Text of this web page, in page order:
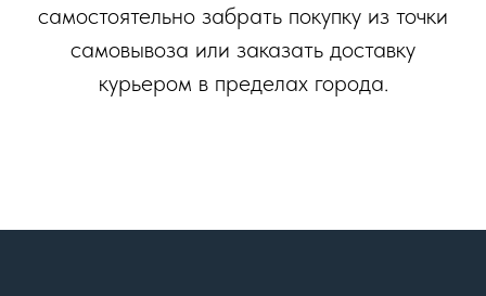
самостоятельно забрать покупку из точки
самовывоза или заказать доставку
курьером в пределах города.